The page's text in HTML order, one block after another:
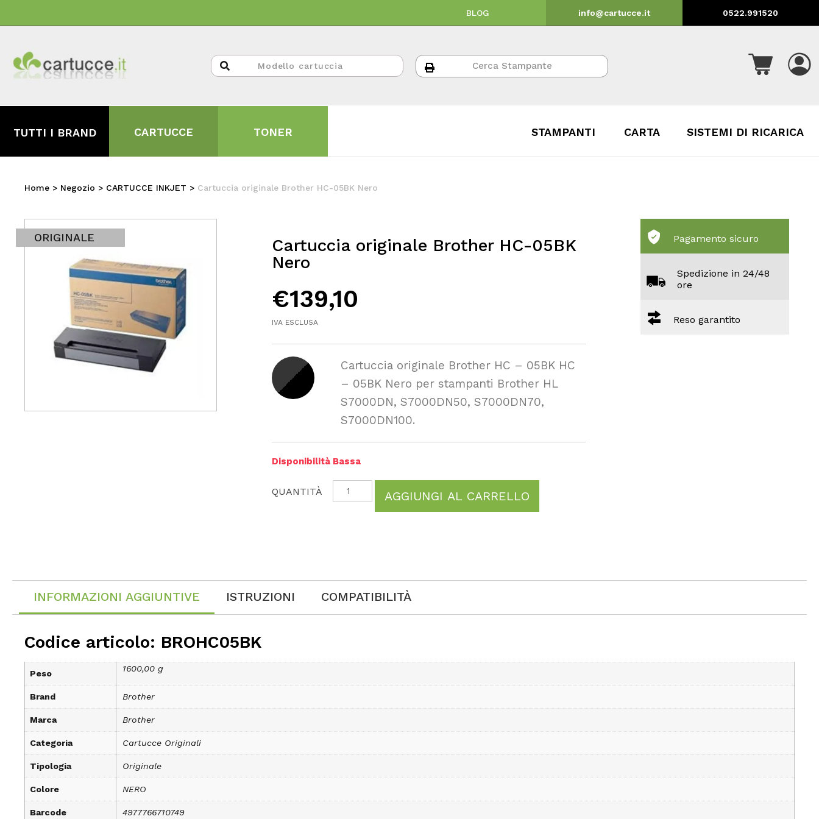
BLOG info@cartucce.it 0522.991520
TUTTI I BRAND CARTUCCE TONER STAMPANTI CARTA SISTEMI DI RICARICA
Home > Negozio > CARTUCCE INKJET > Cartuccia originale Brother HC-05BK Nero
ORIGINALE
Cartuccia originale Brother HC-05BK
Nero
€139,10
IVA ESCLUSA
Cartuccia originale Brother HC – 05BK HC
– 05BK Nero per stampanti Brother HL
S7000DN, S7000DN50, S7000DN70,
S7000DN100.
Disponibilità Bassa
AGGIUNGI AL CARRELLO
Pagamento sicuro
Spedizione in 24/48
ore
Reso garantito
INFORMAZIONI AGGIUNTIVE ISTRUZIONI COMPATIBILITÀ
Codice articolo: BROHC05BK
Peso 1600,00 g
Brand Brother
Marca Brother
Categoria Cartucce Originali
Tipologia Originale
Colore NERO
Barcode 4977766710749